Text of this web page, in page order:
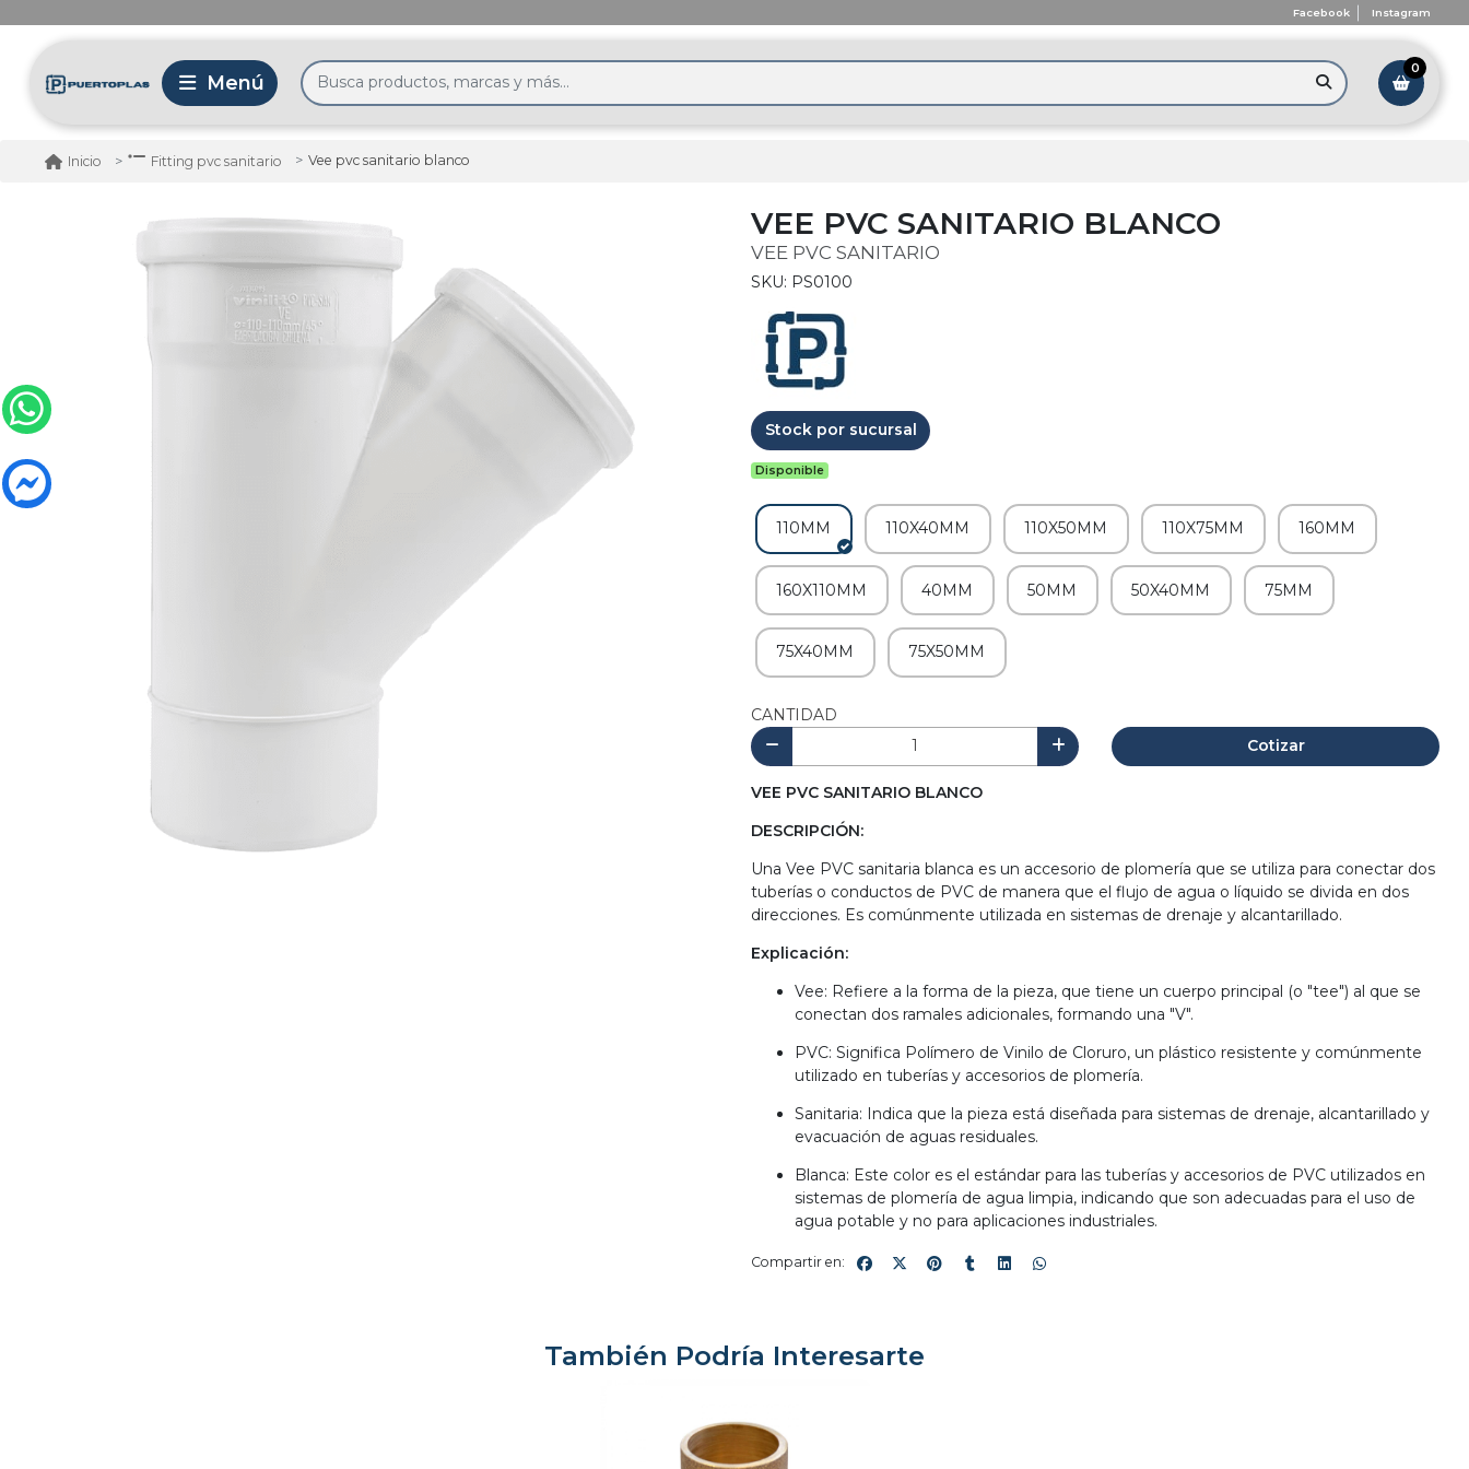
Facebook Instagram
0
Inicio Fitting pvc sanitario Vee pvc sanitario blanco
VEE PVC SANITARIO BLANCO
VEE PVC SANITARIO
SKU: PS0100
Stock por sucursal
Disponible
110MM 110X40MM 110X50MM 110X75MM 160MM
160X110MM 40MM 50MM 50X40MM 75MM
75X40MM 75X50MM
CANTIDAD
Cotizar
VEE PVC SANITARIO BLANCO
DESCRIPCIÓN:
Una Vee PVC sanitaria blanca es un accesorio de plomería que se utiliza para conectar dos
tuberías o conductos de PVC de manera que el flujo de agua o líquido se divida en dos
direcciones. Es comúnmente utilizada en sistemas de drenaje y alcantarillado.
Explicación:
Vee: Refiere a la forma de la pieza, que tiene un cuerpo principal (o "tee") al que se
conectan dos ramales adicionales, formando una "V".
PVC: Significa Polímero de Vinilo de Cloruro, un plástico resistente y comúnmente
utilizado en tuberías y accesorios de plomería.
Sanitaria: Indica que la pieza está diseñada para sistemas de drenaje, alcantarillado y
evacuación de aguas residuales.
Blanca: Este color es el estándar para las tuberías y accesorios de PVC utilizados en
sistemas de plomería de agua limpia, indicando que son adecuadas para el uso de
agua potable y no para aplicaciones industriales.
Compartir en:
También Podría Interesarte